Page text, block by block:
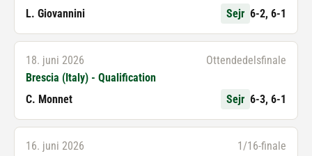
L. Giovannini
Sejr 6-2, 6-1
18. juni 2026
Ottendedelsfinale
Brescia (Italy) - Qualification
C. Monnet
Sejr 6-3, 6-1
16. juni 2026
1/16-finale